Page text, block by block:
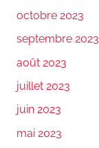
octobre 2023
septembre 2023
août 2023
juillet 2023
juin 2023
mai 2023